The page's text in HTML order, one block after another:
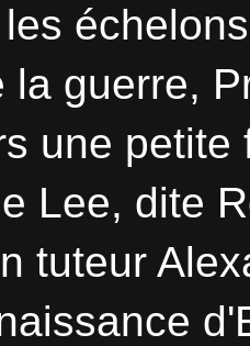
la guerre,
une
Lee, dite
tuteur